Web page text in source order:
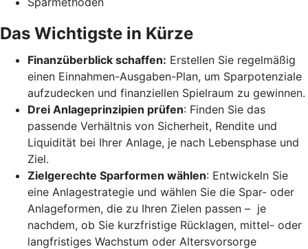
Das Wichtigste in Kürze
Finanzüberblick schaffen: Erstellen Sie regelmäßig
einen Einnahmen-Ausgaben-Plan, um Sparpotenziale
aufzudecken und finanziellen Spielraum zu gewinnen.
Drei Anlageprinzipien prüfen: Finden Sie das
passende Verhältnis von Sicherheit, Rendite und
Liquidität bei Ihrer Anlage, je nach Lebensphase und
Ziel.
Zielgerechte Sparformen wählen: Entwickeln Sie
eine Anlagestrategie und wählen Sie die Spar- oder
Anlageformen, die zu Ihren Zielen passen – je
nachdem, ob Sie kurzfristige Rücklagen, mittel- oder
langfristiges Wachstum oder Altersvorsorge